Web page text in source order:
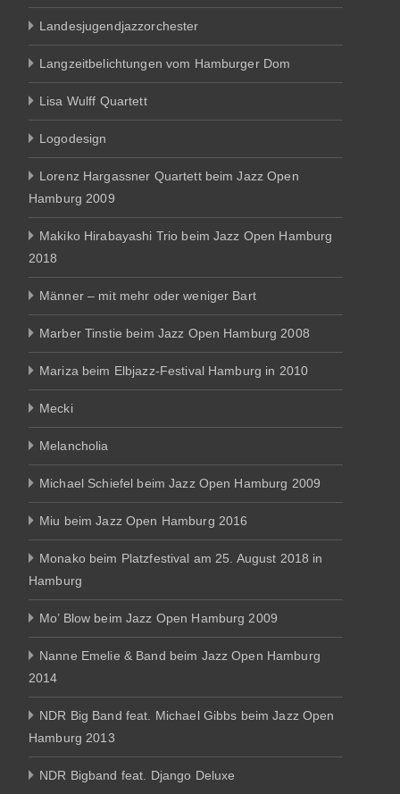
Landesjugendjazzorchester
Langzeitbelichtungen vom Hamburger Dom
Lisa Wulff Quartett
Logodesign
Lorenz Hargassner Quartett beim Jazz Open
Hamburg 2009
Makiko Hirabayashi Trio beim Jazz Open Hamburg
2018
Männer – mit mehr oder weniger Bart
Marber Tinstie beim Jazz Open Hamburg 2008
Mariza beim Elbjazz-Festival Hamburg in 2010
Mecki
Melancholia
Michael Schiefel beim Jazz Open Hamburg 2009
Miu beim Jazz Open Hamburg 2016
Monako beim Platzfestival am 25. August 2018 in
Hamburg
Mo’ Blow beim Jazz Open Hamburg 2009
Nanne Emelie & Band beim Jazz Open Hamburg
2014
NDR Big Band feat. Michael Gibbs beim Jazz Open
Hamburg 2013
NDR Bigband feat. Django Deluxe